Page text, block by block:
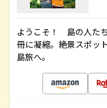
ようこそ！ 島の人た
冊に凝縮。絶景スポッ
島旅へ。